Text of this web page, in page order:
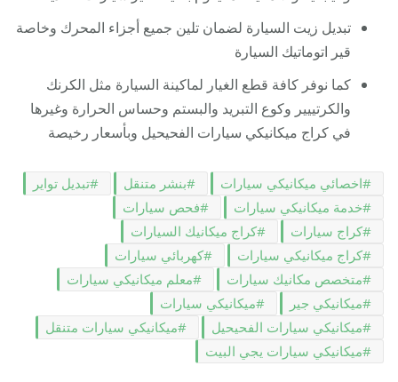
تبديل زيت السيارة لضمان تلين جميع أجزاء المحرك وخاصة
قير اتوماتيك السيارة
كما نوفر كافة قطع الغيار لماكينة السيارة مثل الكرنك
والكرتييير وكوع التبريد والبستم وحساس الحرارة وغيرها
في كراج ميكانيكي سيارات الفحيحيل وبأسعار رخيصة
اخصائي ميكانيكي سيارات بنشر متنقل
تبديل تواير
خدمة ميكانيكي سيارات
فحص سيارات
كراج سيارات
كراج ميكانيك السيارات
كراج ميكانيكي سيارات
كهربائي سيارات
متخصص مكانيك سيارات
معلم ميكانيكي سيارات
ميكانيكي جير
ميكانيكي سيارات
ميكانيكي سيارات الفحيحيل
ميكانيكي سيارات متنقل
ميكانيكي سيارات يجي البيت